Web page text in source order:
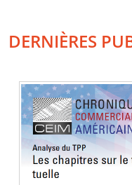
DERNIÈRES